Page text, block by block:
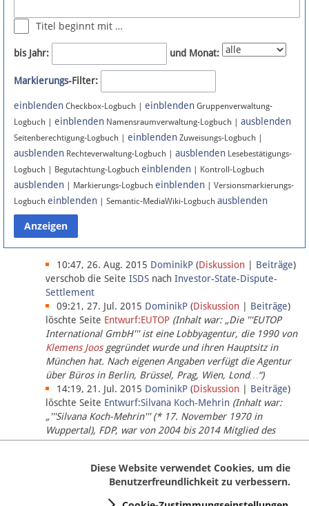
Newsletter
Bluesky
Facebook
Instagram
Anmelden
Datenschutz
Über Lobbypedia
Impressum
Titel beginnt mit …
bis Jahr: und Monat:
Markierungs-Filter:
einblenden Checkbox-Logbuch | einblenden Gruppenverwaltung-
Logbuch | einblenden Namensraumverwaltung-Logbuch | ausblenden
Seitenberechtigung-Logbuch | einblenden Zuweisungs-Logbuch |
ausblenden Rechteverwaltung-Logbuch | ausblenden Lesebestätigungs-
Logbuch | Begutachtung-Logbuch einblenden | Kontroll-Logbuch
ausblenden | Markierungs-Logbuch einblenden | Versionsmarkierungs-
Logbuch einblenden | Semantic-MediaWiki-Logbuch ausblenden
10:47, 26. Aug. 2015 DominikP (Diskussion Beiträge)
verschob die Seite ISDS nach Investor-State-Dispute-
Settlement
09:21, 27. Jul. 2015 DominikP (Diskussion Beiträge)
löschte Seite Entwurf:EUTOP (Inhalt war: „Die '''EUTOP
International GmbH''' ist eine Lobbyagentur, die 1990 von
Klemens Joosgegründet wurde und ihren Hauptsitz in
München hat. Nach eigenen Angaben verfügt die Agentur
über Büros in Berlin, Brüssel, Prag, Wien, Lond…“)
14:19, 21. Jul. 2015 DominikP (Diskussion Beiträge)
löschte Seite Entwurf:Silvana Koch-Mehrin (Inhalt war:
„'''Silvana Koch-Mehrin''' (* 17. November 1970 in
Wuppertal), FDP, war von 2004 bis 2014 Mitglied des
Europäischen Parlaments, seit November 2014 ist sie für
Diese Website verwendet Cookies, um die
Benutzerfreundlichkeit zu verbessern.